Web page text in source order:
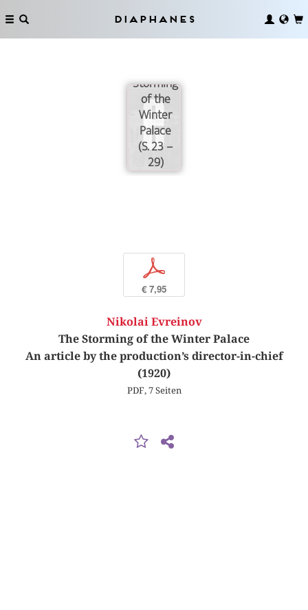
Diaphanes
Storming
of the
Winter
Palace
(S. 23 –
29)
p
€ 7,95
Nikolai Evreinov
The Storming of the Winter Palace
An article by the production’s director-in-chief
(1920)
PDF, 7 Seiten